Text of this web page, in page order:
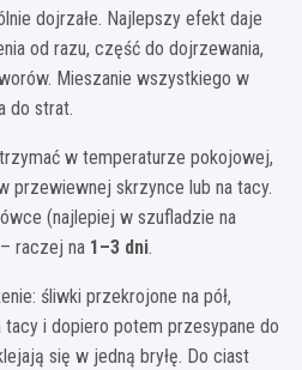
dojrzałe. Najlepszy efekt daje
od razu, część do dojrzewania,
Mieszanie wszystkiego w
do strat.
w temperaturze pokojowej,
przewiewnej skrzynce lub na tacy.
(najlepiej w szufladzie na
raczej na 1–3 dni.
śliwki przekrojone na pół,
tacy i dopiero potem przesypane do
się w jedną bryłę. Do ciast